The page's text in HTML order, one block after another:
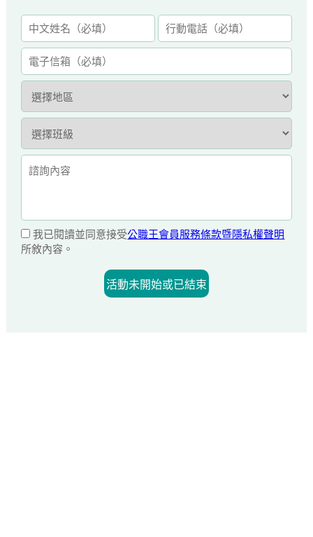
我已閱讀並同意接受公職王會員服務條款暨隱私權聲明
所敘內容。
活動未開始或已結束